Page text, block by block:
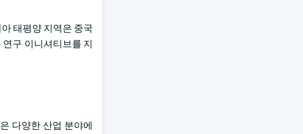
태평양 지역은 중국
구 이니셔티브를 지
다양한 산업 분야에